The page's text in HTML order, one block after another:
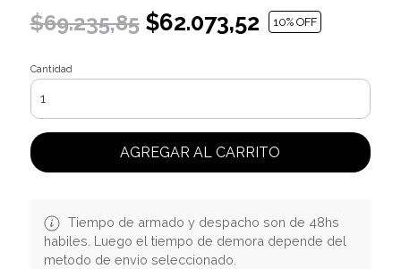
$69.235,85$62.073,52 10% OFF
Cantidad
AGREGAR AL CARRITO
Tiempo de armado y despacho son de 48hs
habiles. Luego el tiempo de demora depende del
metodo de envio seleccionado.